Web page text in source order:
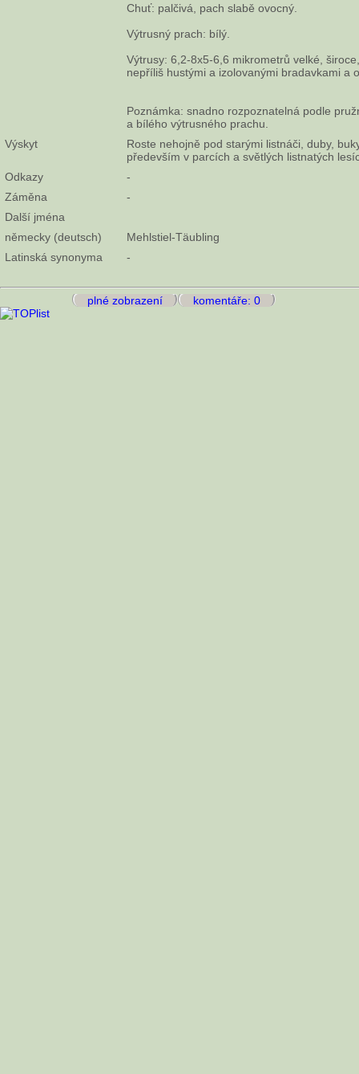
Chuť: palčivá, pach slabě ovocný.
Výtrusný prach: bílý.
Výtrusy: 6,2-8x5-6,6 mikrometrů velké,
nepříliš hustými a izolovanými bradavkami a
Poznámka: snadno rozpoznatelná podle
a bílého výtrusného prachu.
Výskyt
Roste nehojně pod starými listnáči, duby,
především v parcích a světlých listnatých
Odkazy
-
Záměna
-
Další jména
německy (deutsch)
Mehlstiel-Täubling
Latinská synonyma
-